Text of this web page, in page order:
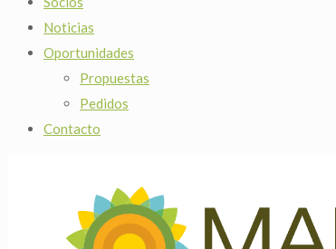
Noticias
Oportunidades
Propuestas
Pedidos
Contacto